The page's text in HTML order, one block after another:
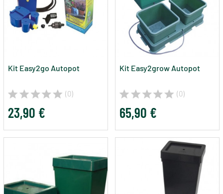
Kit Easy2go Autopot
(0)
23,90 €
Kit Easy2grow Autopot
(0)
65,90 €